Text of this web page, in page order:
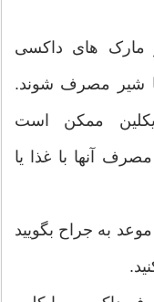
مارک های داکسی
شیر مصرف شوند.
ممکن است
آنها با غذا یا
به جراح بگویید